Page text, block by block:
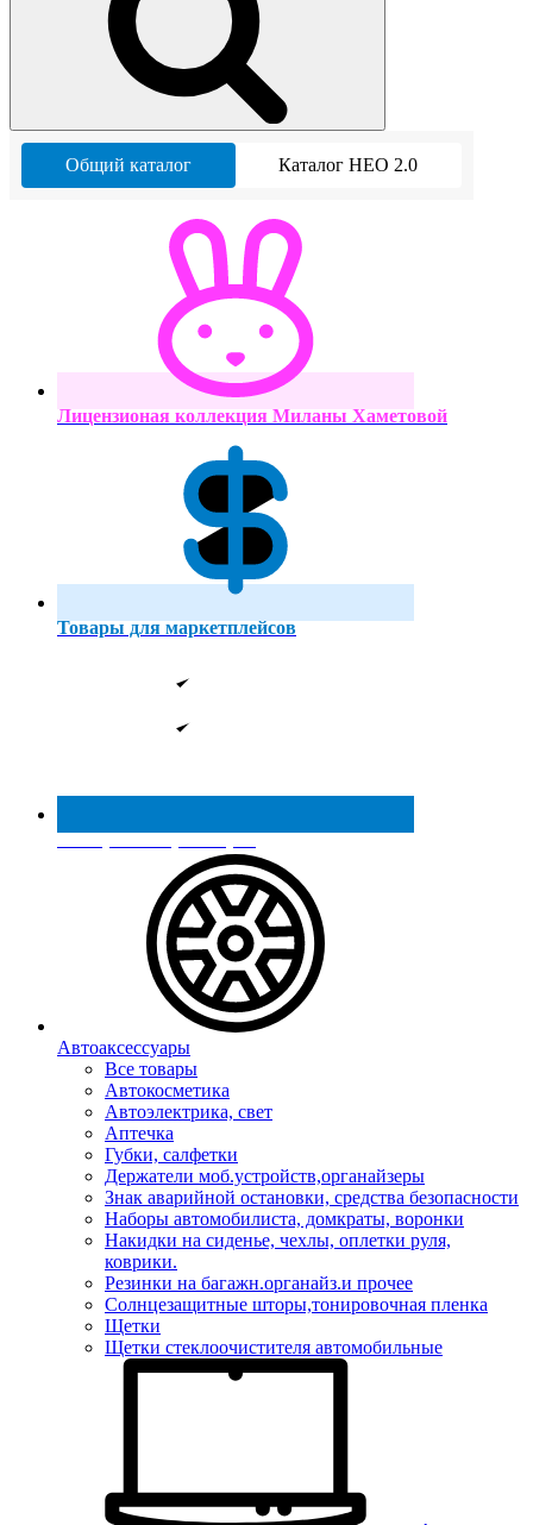
Общий каталог Каталог НЕО 2.0
Лицензионая коллекция Миланы Хаметовой
Товары для маркетплейсов
Реестр МинПромТорга
Автоаксессуары
Все товары
Автокосметика
Автоэлектрика, свет
Аптечка
Губки, салфетки
Держатели моб.устройств,органайзеры
Знак аварийной остановки, средства безопасности
Наборы автомобилиста, домкраты, воронки
Накидки на сиденье, чехлы, оплетки руля,
коврики.
Резинки на багажн.органайз.и прочее
Солнцезащитные шторы,тонировочная пленка
Щетки
Щетки стеклоочистителя автомобильные